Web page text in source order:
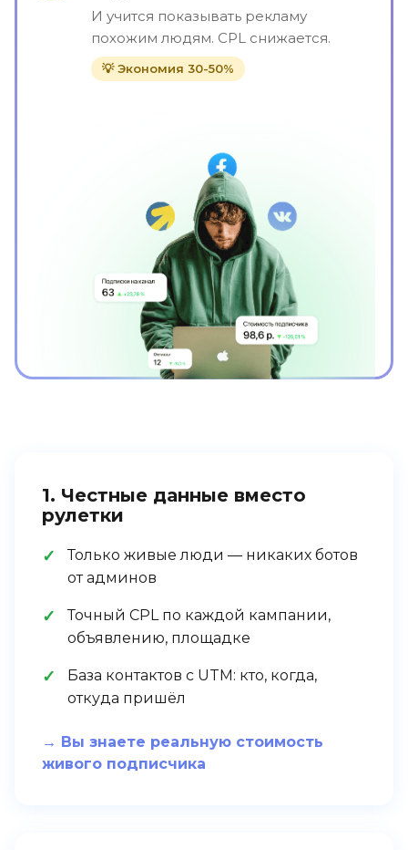
И учится показывать рекламу
похожим людям. CPL снижается.
💡 Экономия 30-50%
1. Честные данные вместо
рулетки
Только живые люди — никаких ботов
от админов
Точный CPL по каждой кампании,
объявлению, площадке
База контактов с UTM: кто, когда,
откуда пришёл
→ Вы знаете реальную стоимость
живого подписчика